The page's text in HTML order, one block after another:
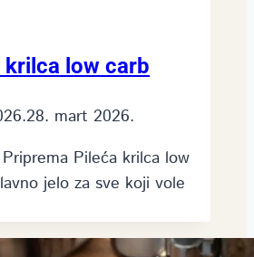
krilca low carb
28. mart 2026.
Pileća krilca low
jelo za sve koji vole